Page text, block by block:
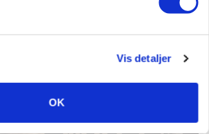
Vis detaljer
OK
på vej mod 14.000 kg EKM: - Jeg